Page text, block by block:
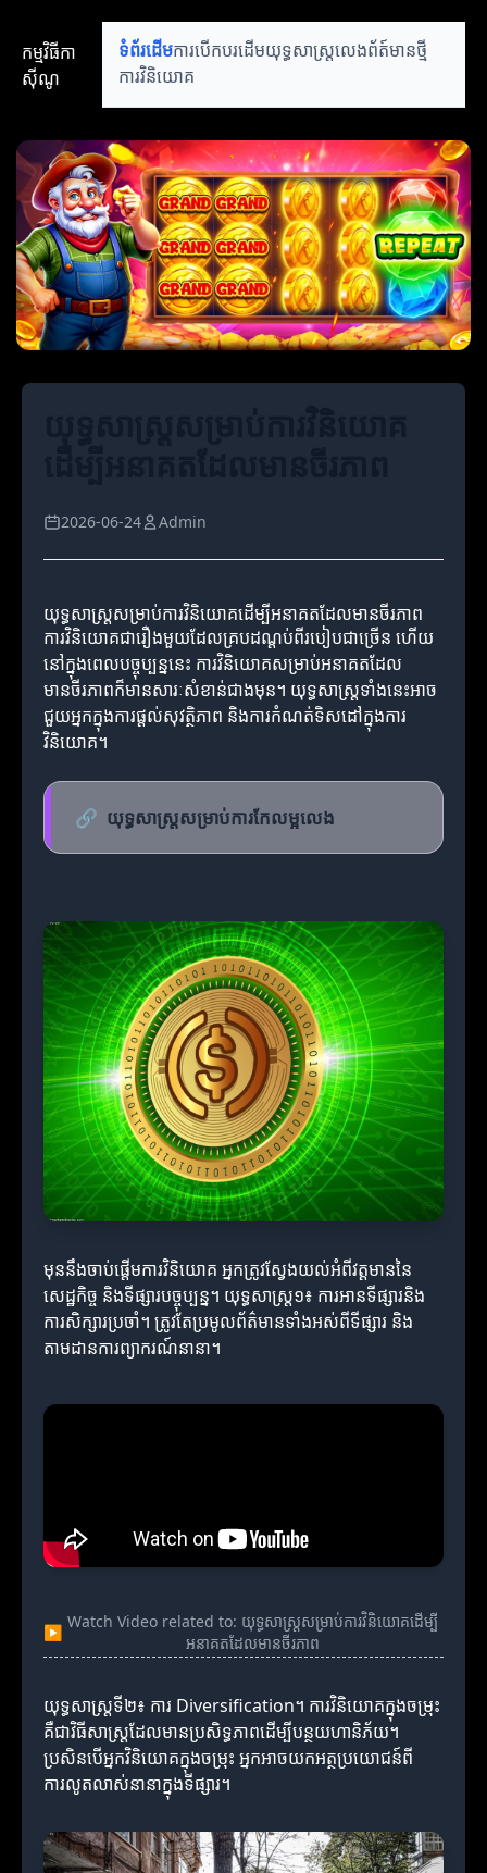
កម្មវិធីកា
ស៊ីណូ
ទំព័រដើមការបើកបរដើមយុទ្ធសាស្ត្រលេងព័ត៍មានថ្មី
ការវិនិយោគ
2026-06-24 Admin
យុទ្ធសាស្ត្រសម្រាប់ការវិនិយោគដើម្បីអនាគតដែលមានចីរភាព
ការវិនិយោគជារឿងមួយដែលគ្របដណ្តប់ពីរបៀបជាច្រើន ហើយ
នៅក្នុងពេលបច្ចុប្បន្ននេះ ការវិនិយោគសម្រាប់អនាគតដែល
មានចីរភាពក៏មានសារៈសំខាន់ជាងមុន។ យុទ្ធសាស្ត្រទាំងនេះអាច
ជួយអ្នកក្នុងការផ្តល់សុវត្ថិភាព និងការកំណត់ទិសដៅក្នុងការ
វិនិយោគ។
🔗 យុទ្ធសាស្ត្រសម្រាប់ការកែលម្អលេង
មុននឹងចាប់ផ្តើមការវិនិយោគ អ្នកត្រូវស្វែងយល់អំពីវត្តមាននៃ
សេដ្ឋកិច្ច និងទីផ្សារបច្ចុប្បន្ន។ យុទ្ធសាស្ត្រ១៖ ការអានទីផ្សារនិង
ការសិក្សារប្រចាំ។ ត្រូវតែប្រមូលព័ត៌មានទាំងអស់ពីទីផ្សារ និង
តាមដានការព្យាករណ៍នានា។
▶
Watch Video related to: យុទ្ធសាស្ត្រសម្រាប់ការវិនិយោគដើម្បី
អនាគតដែលមានចីរភាព
យុទ្ធសាស្ត្រទី២៖ ការ Diversification។ ការវិនិយោគក្នុងចម្រុះ
គឺជាវិធីសាស្ត្រដែលមានប្រសិទ្ធភាពដើម្បីបន្ថយហានិភ័យ។
ប្រសិនបើអ្នកវិនិយោគក្នុងចម្រុះ អ្នកអាចយកអត្ថប្រយោជន៍ពី
ការលូតលាស់នានាក្នុងទីផ្សារ។